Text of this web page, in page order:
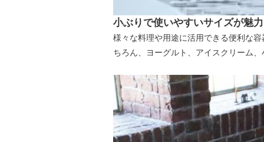
小ぶりで使いやすいサイズが魅力
様々な料理や用途に活用できる便利な
ちろん、ヨーグルト、アイスクリーム